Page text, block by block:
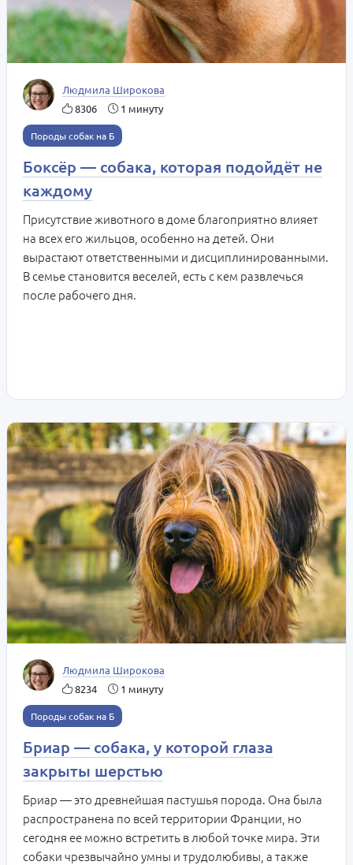
Людмила Широкова
8306
1 минуту
Породы собак на Б
Боксёр — собака, которая подойдёт не
каждому
Присутствие животного в доме благоприятно влияет
на всех его жильцов, особенно на детей. Они
вырастают ответственными и дисциплинированными.
В семье становится веселей, есть с кем развлечься
после рабочего дня.
Людмила Широкова
8234
1 минуту
Породы собак на Б
Бриар — собака, у которой глаза
закрыты шерстью
Бриар — это древнейшая пастушья порода. Она была
распространена по всей территории Франции, но
сегодня ее можно встретить в любой точке мира. Эти
собаки чрезвычайно умны и трудолюбивы, а также